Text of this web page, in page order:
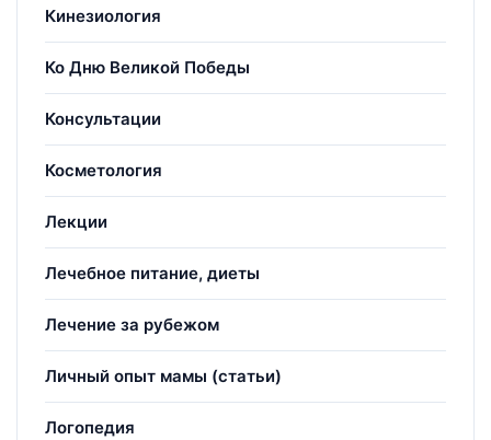
Кинезиология
Ко Дню Великой Победы
Консультации
Косметология
Лекции
Лечебное питание, диеты
Лечение за рубежом
Личный опыт мамы (статьи)
Логопедия